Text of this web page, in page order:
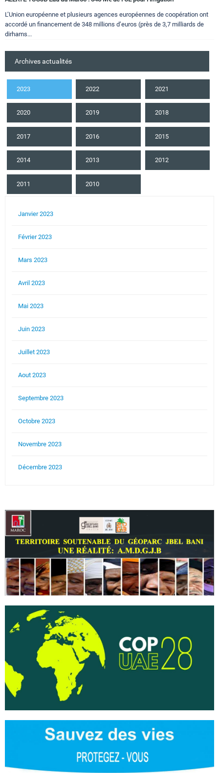
L’Union européenne et plusieurs agences européennes de coopération ont
accordé un financement de 348 millions d’euros (près de 3,7 milliards de
dirhams...
Archives actualités
2023 2022 2021
2020 2019 2018
2017 2016 2015
2014 2013 2012
2011 2010
Janvier 2023
Février 2023
Mars 2023
Avril 2023
Mai 2023
Juin 2023
Juillet 2023
Aout 2023
Septembre 2023
Octobre 2023
Novembre 2023
Décembre 2023